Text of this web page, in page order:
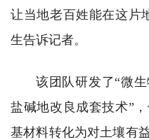
让当地老百姓能在这片
生告诉记者。
该团队研发了“微
盐碱地改良成套技术”
基材料转化为对土壤有